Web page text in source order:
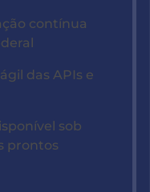
contínua
das APIs e
sob
prontos